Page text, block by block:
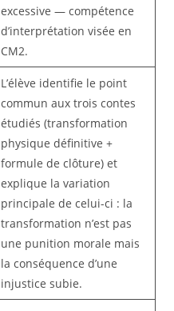
excessive — compétence
d’interprétation visée en
CM2.
L’élève identifie le point
commun aux trois contes
étudiés (transformation
physique définitive +
formule de clôture) et
explique la variation
principale de celui-ci : la
transformation n’est pas
une punition morale mais
la conséquence d’une
injustice subie.